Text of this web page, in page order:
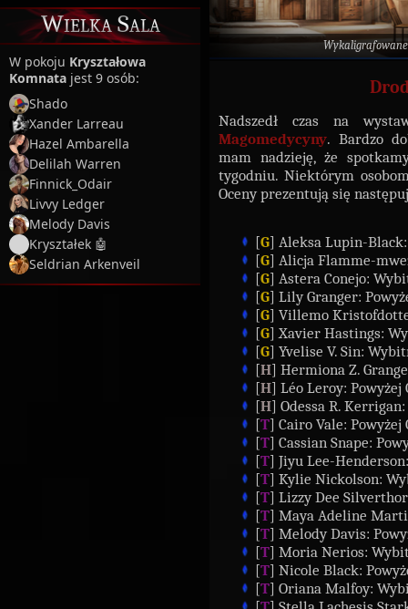
Wielka Sala
W pokoju Kryształowa
Komnata jest 9 osób:
Shado
Xander Larreau
Hazel Ambarella
Delilah Warren
Finnick_Odair
Livvy Ledger
Melody Davis
Kryształek 🤖
Seldrian Arkenveil
Nadszedł czas na
Magomedycyny. Bardzo
mam nadzieję, że
tygodniu. Niektórym
Oceny prezentują się
[G] Aleksa Lupin-
[G] Alicja Flamme-
[G] Astera Conejo:
[G] Lily Granger:
[G] Villemo
[G] Xavier Hastings:
[G] Yvelise V. Sin:
[H] Hermiona Z.
[H] Léo Leroy: Powyżej
[H] Odessa R.
[T] Cairo Vale: Powyżej
[T] Cassian Snape:
[T] Jiyu Lee-
[T] Kylie Nickolson:
[T] Lizzy Dee
[T] Maya Adeline
[T] Melody Davis:
[T] Moria Nerios:
[T] Nicole Black:
[T] Oriana Malfoy: